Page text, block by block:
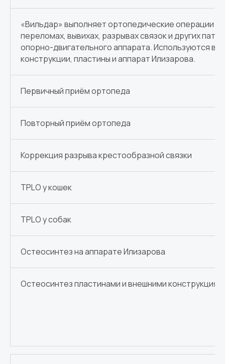
«Вильдар» выполняет ортопедические операции
переломах, вывихах, разрывах связок и других
опорно-двигательного аппарата. Используются
конструкции, пластины и аппарат Илизарова.
Первичный приём ортопеда
Повторный приём ортопеда
Коррекция разрыва крестообразной связки
TPLO у кошек
TPLO у собак
Остеосинтез на аппарате Илизарова
Остеосинтез пластинами и внешними